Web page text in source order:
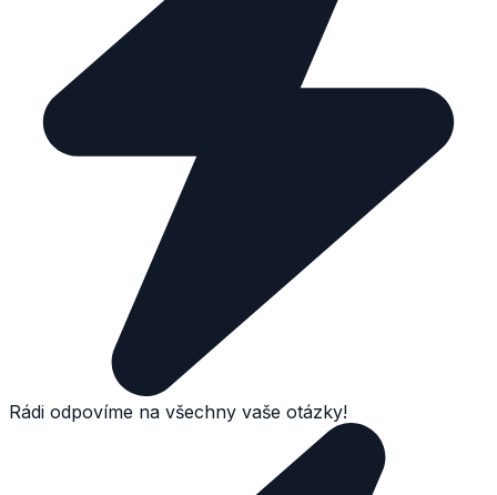
Rádi odpovíme na všechny vaše otázky!